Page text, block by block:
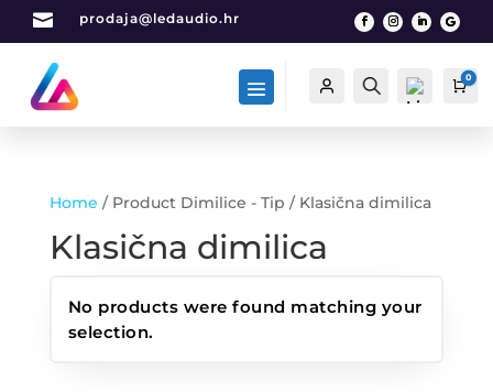
 prodaja@ledaudio.hr
Račun Traži
0
0
Home / Product Dimilice - Tip / Klasična dimilica
Klasična dimilica
No products were found matching your
selection.